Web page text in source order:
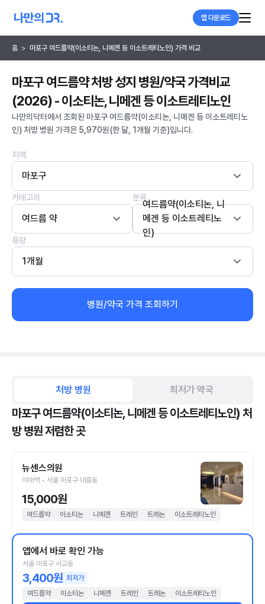
앱 다운로드
홈 > 마포구 여드름약(이소티논, 니메겐 등 이소트레티노인) 가격 비교
마포구 여드름약 처방 성지 병원/약국 가격비교
(2026) - 이소티논, 니메겐 등 이소트레티노인
나만의닥터에서 조회된 마포구 여드름약(이소티논, 니메겐 등 이소트레티노
인) 처방 병원 가격은 5,970원(한 달, 1개월 기준)입니다.
지역
마포구
카테고리
여드름 약
분류
여드름약(이소티논, 니
메겐 등 이소트레티노
인)
용량
1개월
병원/약국 가격 조회하기
처방 병원 최저가 약국
마포구 여드름약(이소티논, 니메겐 등 이소트레티노인) 처
방 병원 저렴한 곳
뉴센스의원
이대역 • 서울 마포구 대흥동
15,000원
여드름약 이소티논 니메겐 트레인 트레논 이소트레티노인
앱에서 바로 확인 가능
서울 마포구 서교동
3,400원 최저가
여드름약
이소티논 니메겐 트레인 트레논 이소트레티노인